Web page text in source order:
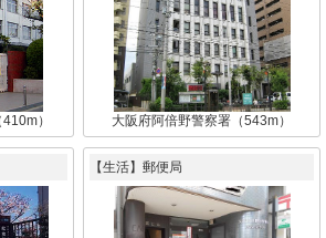
） 大阪府阿倍野警察署（543m）
【生活】郵便局